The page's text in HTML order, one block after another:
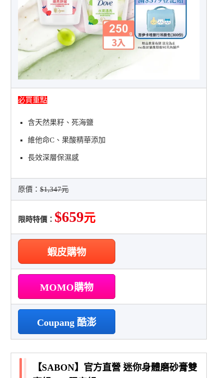
必買重點
含天然果籽、死海鹽
維他命C、果酸精華添加
長效深層保濕感
原價：$1,347元
限時特價： $659元
蝦皮購物
MOMO購物
Coupang 酷澎
【SABON】官方直營 迷你身體磨砂膏雙